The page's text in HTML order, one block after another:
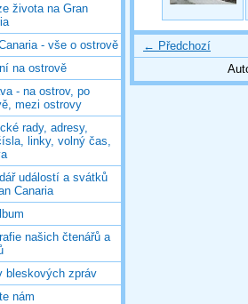
života na Gran
- vše o ostrově
na ostrově
- na ostrov, po
mezi ostrovy
rady, adresy,
linky, volný čas,
událostí a svátků
Canaria
našich čtenářů a
bleskových zpráv
nám
← Předchozí